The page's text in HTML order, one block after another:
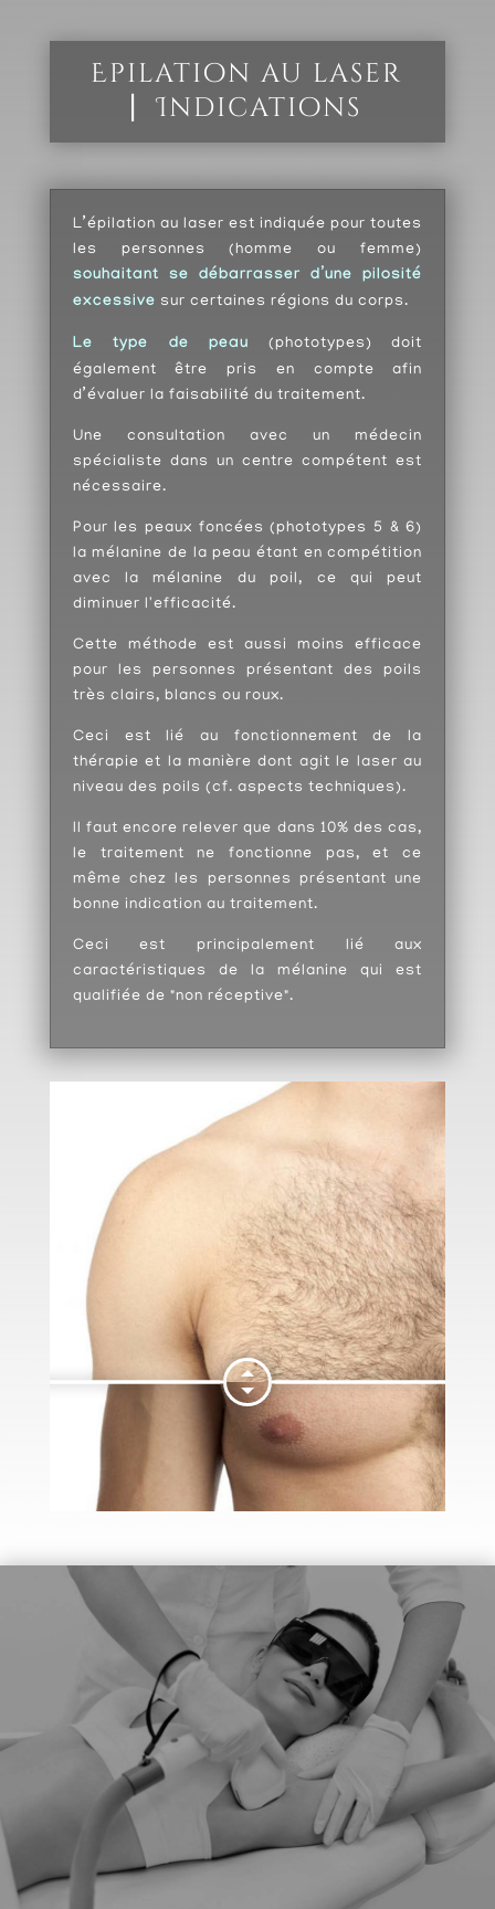
Epilation au laser
⎸Indications
L’épilation au laser est indiquée pour toutes
les personnes (homme ou femme)
souhaitant se débarrasser d’une pilosité
excessive sur certaines régions du corps.
Le type de peau (phototypes) doit
également être pris en compte afin
d’évaluer la faisabilité du traitement.
Une consultation avec un médecin
spécialiste dans un centre compétent est
nécessaire.
Pour les peaux foncées (phototypes 5 & 6)
la mélanine de la peau étant en compétition
avec la mélanine du poil, ce qui peut
diminuer l'efficacité.
Cette méthode est aussi moins efficace
pour les personnes présentant des poils
très clairs, blancs ou roux.
Ceci est lié au fonctionnement de la
thérapie et la manière dont agit le laser au
niveau des poils (cf. aspects techniques).
Il faut encore relever que dans 10% des cas,
le traitement ne fonctionne pas, et ce
même chez les personnes présentant une
bonne indication au traitement.
Ceci est principalement lié aux
caractéristiques de la mélanine qui est
qualifiée de "non réceptive".